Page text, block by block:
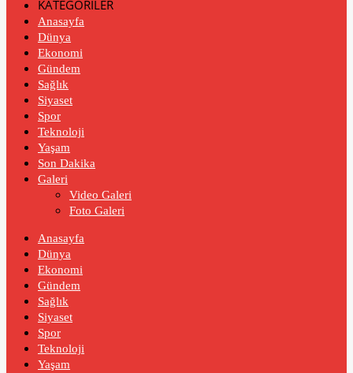
KATEGORİLER
Anasayfa
Dünya
Ekonomi
Gündem
Sağlık
Siyaset
Spor
Teknoloji
Yaşam
Son Dakika
Galeri
Video Galeri
Foto Galeri
Anasayfa
Dünya
Ekonomi
Gündem
Sağlık
Siyaset
Spor
Teknoloji
Yaşam